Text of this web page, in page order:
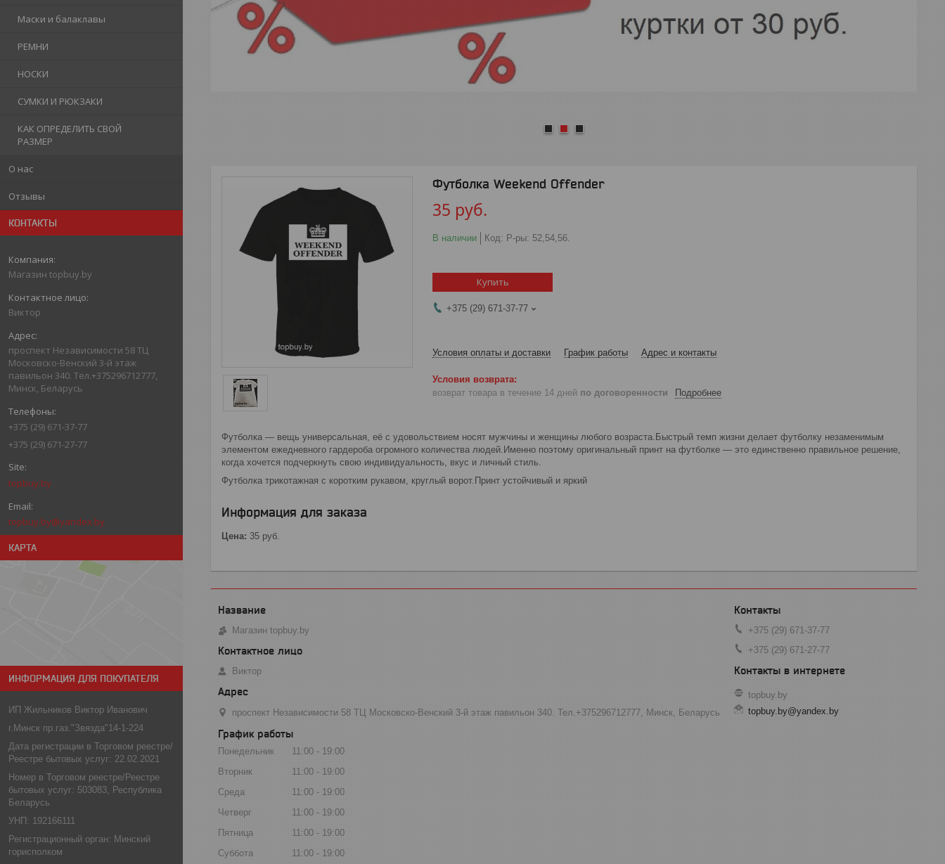
Маски и балаклавы
РЕМНИ
НОСКИ
СУМКИ И РЮКЗАКИ
КАК ОПРЕДЕЛИТЬ СВОЙ
РАЗМЕР
О нас
Отзывы
КОНТАКТЫ
Магазин topbuy.by
Виктор
проспект Независимости 58 ТЦ
Московско-Венский 3-й этаж
павильон 340. Тел.+375296712777,
Минск, Беларусь
+375 (29) 671-37-77
+375 (29) 671-27-77
topbuy.by
topbuy.by@yandex.by
КАРТА
ИНФОРМАЦИЯ ДЛЯ ПОКУПАТЕЛЯ
ИП Жильников Виктор Иванович
г.Минск пр.газ."Звязда"14-1-224
Дата регистрации в Торговом реестре/
Реестре бытовых услуг: 22.02.2021
Номер в Торговом реестре/Реестре
бытовых услуг: 503083, Республика
Беларусь
УНП: 192166111
Регистрационный орган: Минский
горисполком
Футболка Weekend Offender
35 руб.
В наличии Код: Р-ры: 52,54,56.
Купить
+375 (29) 671-37-77
Условия оплаты и доставки График работы Адрес и контакты
возврат товара в течение 14 дней по договоренности Подробнее
Футболка — вещь универсальная, её с удовольствием носят мужчины и женщины любого возраста.Быстрый темп жизни делает футболку незаменимым
элементом ежедневного гардероба огромного количества людей.Именно поэтому оригинальный принт на футболке — это единственно правильное решение,
когда хочется подчеркнуть свою индивидуальность, вкус и личный стиль.
Футболка трикотажная с коротким рукавом, круглый ворот.Принт устойчивый и яркий
Информация для заказа
Цена: 35 руб.
Магазин topbuy.by
Виктор
проспект Независимости 58 ТЦ Московско-Венский 3-й этаж павильон 340. Тел.+375296712777, Минск, Беларусь
+375 (29) 671-37-77
+375 (29) 671-27-77
topbuy.by
topbuy.by@yandex.by
График работы
Понедельник 11:00
19:00
Вторник
11:00
19:00
Среда
11:00
19:00
Четверг
11:00
19:00
Пятница
11:00
19:00
Суббота
11:00 19:00